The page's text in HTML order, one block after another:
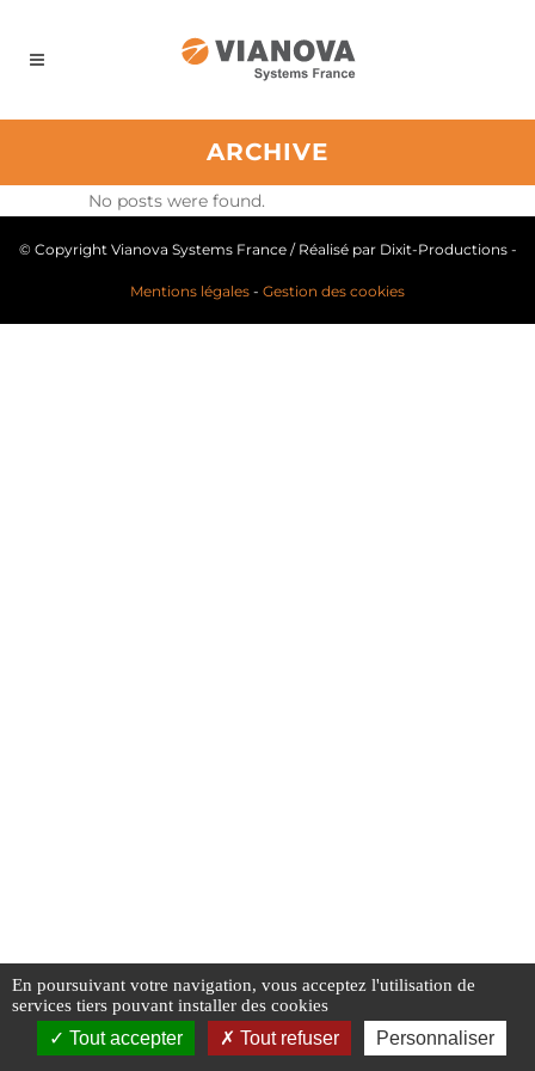
En poursuivant votre navigation, vous acceptez l'utilisation de
services tiers pouvant installer des cookies
Tout accepter Tout refuser Personnaliser
ARCHIVE
No posts were found.
© Copyright Vianova Systems France/ Réalisé par Dixit-Productions -
Mentions légales - Gestion des cookies